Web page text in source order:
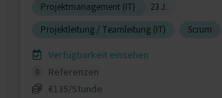
Projektmanagement (IT)
23 J.
Projektleitung / Teamleitung (IT)
Scrum
Verfügbarkeit einsehen
0
Referenzen
€135/Stunde